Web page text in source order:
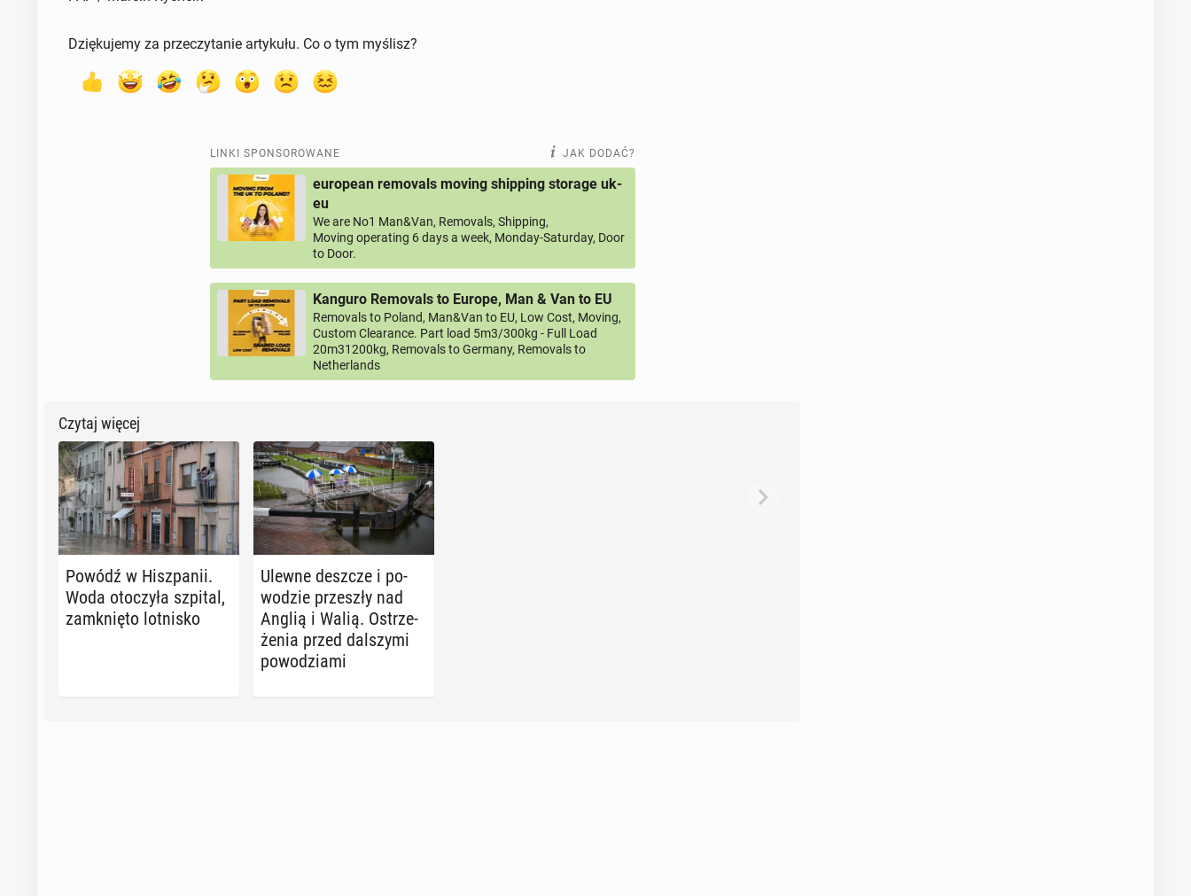
Dziękujemy za przeczytanie artykułu. Co o tym myślisz?
LINKI SPONSOROWANE JAK DODAĆ?
european removals moving shipping storage uk-
eu
We are No1 Man&Van, Removals, Shipping,
Moving operating 6 days a week, Monday-Saturday, Door
to Door.
Kanguro Removals to Europe, Man & Van to EU
Removals to Poland, Man&Van to EU, Low Cost, Moving,
Custom Clearance. Part load 5m3/300kg - Full Load
20m31200kg, Removals to Germany, Removals to
Netherlands
Czytaj więcej
Powódź w Hisz­pa­nii.
Woda oto­czy­ła szpital,
za­mknię­to lot­ni­sko
Ulewne deszcze i po­
wo­dzie prze­szły nad
Anglią i Walią. Ostrze­
że­nia przed dal­szy­mi
po­wo­dzia­mi